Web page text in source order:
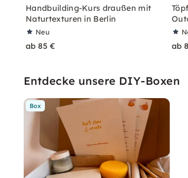
Handbuilding-Kurs draußen mit
Naturtexturen in Berlin
Neu
ab 85 € ab
Entdecke unsere DIY-Boxen
Box